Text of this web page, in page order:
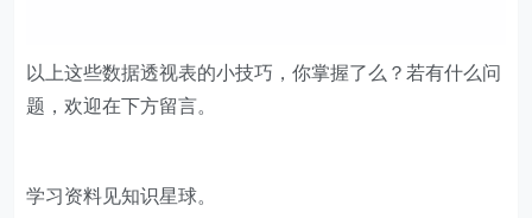
以上这些数据透视表的小技巧，你掌握了么？若有什么问
题，欢迎在下方留言。
学习资料见知识星球。